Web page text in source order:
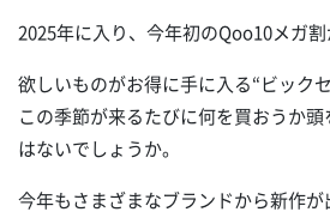
2025年に入り、今年初のQoo10メガ割
欲しいものがお得に手に入る“ビック
この季節が来るたびに何を買おうか
はないでしょうか。
今年もさまざまなブランドから新作が